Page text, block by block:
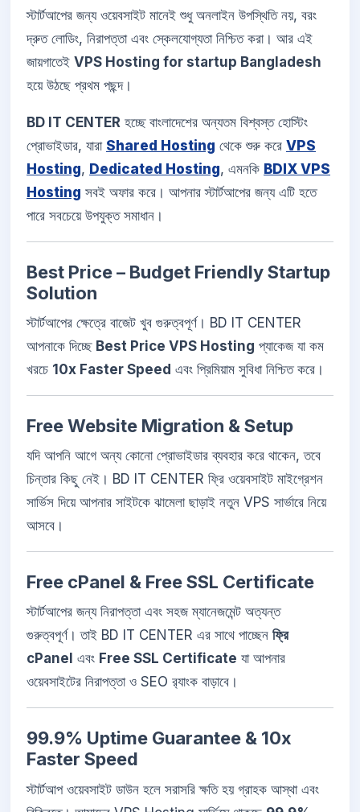
স্টার্টআপের জন্য ওয়েবসাইট মানেই শুধু অনলাইন উপস্থিতি নয়, বরং
দ্রুত লোডিং, নিরাপত্তা এবং স্কেলযোগ্যতা নিশ্চিত করা। আর এই
জায়গাতেই VPS Hosting for startup Bangladesh
হয়ে উঠছে প্রথম পছন্দ।
BD IT CENTER হচ্ছে বাংলাদেশের অন্যতম বিশ্বস্ত হোস্টিং
প্রোভাইডার, যারা Shared Hosting থেকে শুরু করে VPS
Hosting, Dedicated Hosting, এমনকি BDIX VPS
Hosting সবই অফার করে। আপনার স্টার্টআপের জন্য এটি হতে
পারে সবচেয়ে উপযুক্ত সমাধান।
Best Price – Budget Friendly Startup
Solution
স্টার্টআপের ক্ষেত্রে বাজেট খুব গুরুত্বপূর্ণ। BD IT CENTER
আপনাকে দিচ্ছে Best Price VPS Hosting প্যাকেজ যা কম
খরচে 10x Faster Speed এবং প্রিমিয়াম সুবিধা নিশ্চিত করে।
Free Website Migration & Setup
যদি আপনি আগে অন্য কোনো প্রোভাইডার ব্যবহার করে থাকেন, তবে
চিন্তার কিছু নেই। BD IT CENTER ফ্রি ওয়েবসাইট মাইগ্রেশন
সার্ভিস দিয়ে আপনার সাইটকে ঝামেলা ছাড়াই নতুন VPS সার্ভারে নিয়ে
আসবে।
Free cPanel & Free SSL Certificate
স্টার্টআপের জন্য নিরাপত্তা এবং সহজ ম্যানেজমেন্ট অত্যন্ত
গুরুত্বপূর্ণ। তাই BD IT CENTER এর সাথে পাচ্ছেন ফ্রি
cPanel এবং Free SSL Certificate যা আপনার
ওয়েবসাইটের নিরাপত্তা ও SEO র‍্যাংক বাড়াবে।
99.9% Uptime Guarantee & 10x
Faster Speed
স্টার্টআপ ওয়েবসাইট ডাউন হলে সরাসরি ক্ষতি হয় গ্রাহক আস্থা এবং